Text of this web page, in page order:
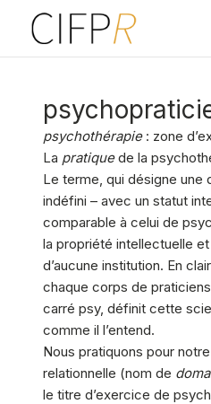
psychothérapie: zone
La pratiquede la
Le terme, qui désigne une
indéfini – avec un statut
comparable à celui de
la propriété intellectuelle
d’aucune institution. En
chaque corps de
carré psy, définit cette
comme il l’entend.
Nous pratiquons pour
relationnelle (nom de
le titre d’exercice de